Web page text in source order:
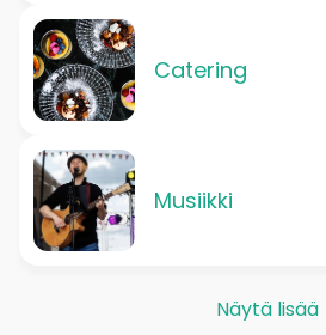
Catering
Musiikki
Näytä lisää